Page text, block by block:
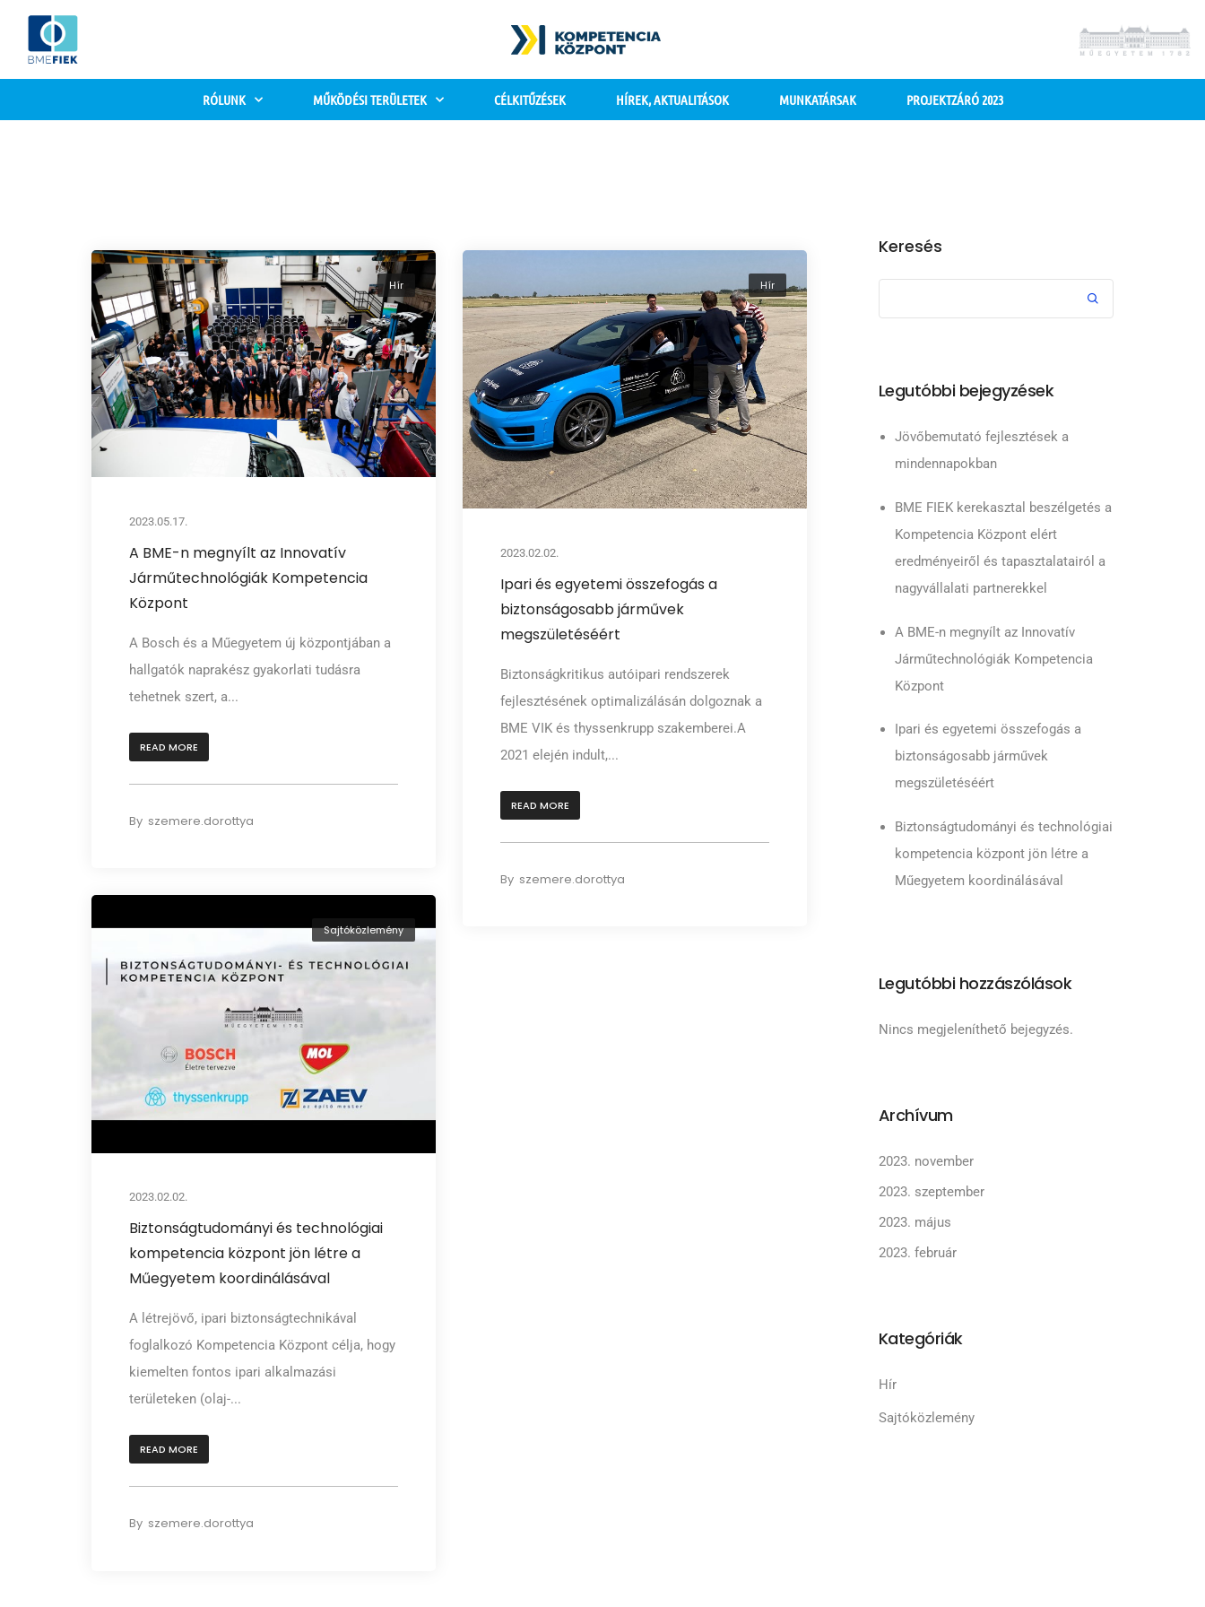
RÓLUNK MŰKÖDÉSI TERÜLETEK CÉLKITŰZÉSEK HÍREK, AKTUALITÁSOK MUNKATÁRSAK PROJEKTZÁRÓ 2023
Hír
2023.05.17.
A BME-n megnyílt az Innovatív
Járműtechnológiák Kompetencia
Központ
A Bosch és a Műegyetem új központjában a
hallgatók naprakész gyakorlati tudásra
tehetnek szert, a...
READ MORE
By szemere.dorottya
Hír
2023.02.02.
Ipari és egyetemi összefogás a
biztonságosabb járművek
megszületéséért
Biztonságkritikus autóipari rendszerek
fejlesztésének optimalizálásán dolgoznak a
BME VIK és thyssenkrupp szakemberei.A
2021 elején indult,...
READ MORE
By szemere.dorottya
Sajtóközlemény
2023.02.02.
Biztonságtudományi és technológiai
kompetencia központ jön létre a
Műegyetem koordinálásával
A létrejövő, ipari biztonságtechnikával
foglalkozó Kompetencia Központ célja, hogy
kiemelten fontos ipari alkalmazási
területeken (olaj-...
READ MORE
By szemere.dorottya
Keresés
Legutóbbi bejegyzések
Jövőbemutató fejlesztések a
mindennapokban
BME FIEK kerekasztal beszélgetés a
Kompetencia Központ elért
eredményeiről és tapasztalatairól a
nagyvállalati partnerekkel
A BME-n megnyílt az Innovatív
Járműtechnológiák Kompetencia
Központ
Ipari és egyetemi összefogás a
biztonságosabb járművek
megszületéséért
Biztonságtudományi és technológiai
kompetencia központ jön létre a
Műegyetem koordinálásával
Legutóbbi hozzászólások
Nincs megjeleníthető bejegyzés.
Archívum
2023. november
2023. szeptember
2023. május
2023. február
Kategóriák
Hír
Sajtóközlemény